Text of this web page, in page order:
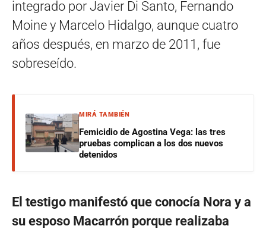
integrado por Javier Di Santo, Fernando
Moine y Marcelo Hidalgo, aunque cuatro
años después, en marzo de 2011, fue
sobreseído.
MIRÁ TAMBIÉN
Femicidio de Agostina Vega: las tres
pruebas complican a los dos nuevos
detenidos
El testigo manifestó que conocía Nora y a
su esposo Macarrón porque realizaba